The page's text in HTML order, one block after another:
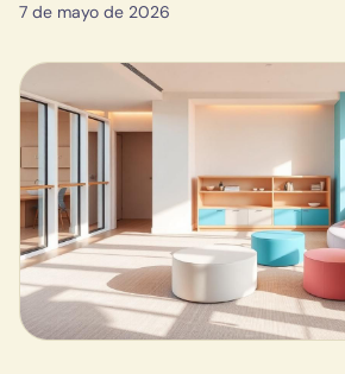
7 de mayo de 2026